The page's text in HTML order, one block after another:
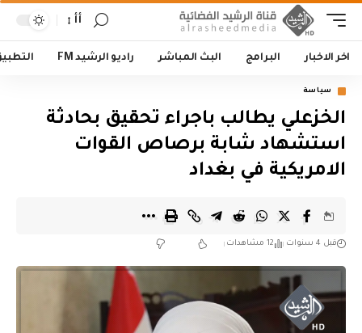
أأ
اخر الاخبار البرامج البث المباشر راديو الرشيد FM
سياسة
الخزعلي يطالب باجراء تحقيق بحادثة
استشهاد شابة برصاص القوات
الامريكية في بغداد
قبل 4 سنوات 12 مشاهدات